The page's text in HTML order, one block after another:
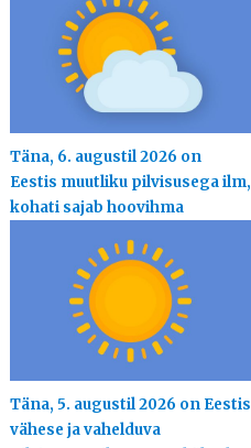
Täna, 6. augustil 2026 on
Eestis muutliku pilvisusega ilm,
kohati sajab hoovihma
Täna, 5. augustil 2026 on Eestis
vähese ja vahelduva